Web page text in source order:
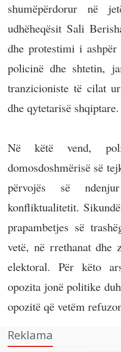
shumëpërdorur në
udhëheqësit Sali
dhe protestimi i
policinë dhe shtetin,
tranzicioniste të cilat
dhe qytetarisë shqiptare.
Në këtë vend,
domosdoshmërisë së
përvojës së
konfliktualitetit.
prapambetjes së
vetë, në rrethanat
elektoral. Për këto
opozita jonë politike
opozitë që vetëm
Reklama